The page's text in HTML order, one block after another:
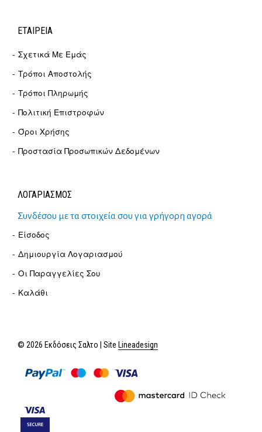
ΕΤΑΙΡΕΊΑ
Σχετικά Με Εμάς
Τρόποι Αποστολής
Τρόποι Πληρωμής
Πολιτική Επιστροφών
Όροι Χρήσης
Προστασία Προσωπικών Δεδομένων
ΛΟΓΑΡΙΑΣΜΟΣ
Συνδέσου με τα στοιχεία σου για γρήγορη αγορά
Είσοδος
Δημιουργία Λογαριασμού
Οι Παραγγελίες Σου
Καλάθι
© 2026 Εκδόσεις Σαλτο | Site Lineadesign